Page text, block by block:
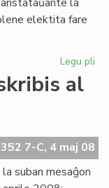
elektita fare
Legu pli
al
7-C, 4 maj 08
suban mesaĝon